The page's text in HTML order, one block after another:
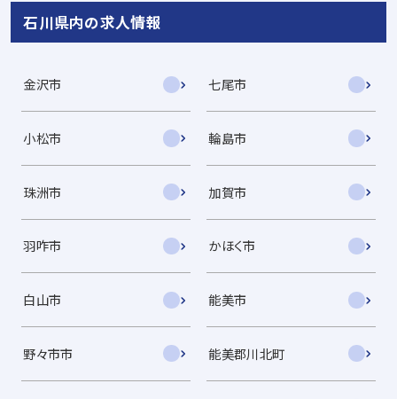
石川県内の求人情報
金沢市 七尾市
小松市 輪島市
珠洲市 加賀市
羽咋市 かほく市
白山市 能美市
野々市市 能美郡川北町